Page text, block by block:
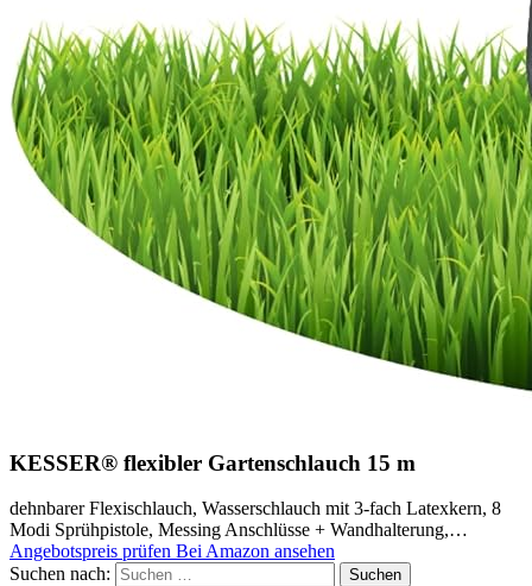
KESSER® flexibler Gartenschlauch 15 m
dehnbarer Flexischlauch, Wasserschlauch mit 3-fach Latexkern, 8
Modi Sprühpistole, Messing Anschlüsse + Wandhalterung,…
Angebotspreis prüfen Bei Amazon ansehen
Suchen nach: